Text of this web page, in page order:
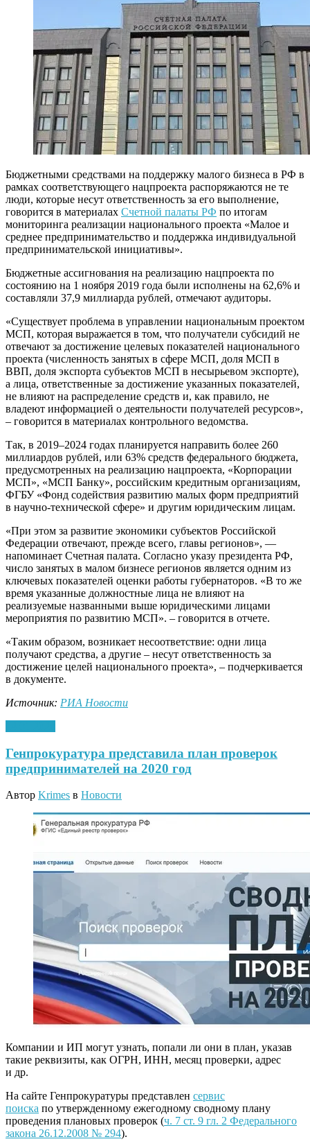
Бюджетными средствами на поддержку малого бизнеса в РФ в
рамках соответствующего нацпроекта распоряжаются не те
люди, которые несут ответственность за его выполнение,
говорится в материалах Счетной палаты РФ по итогам
мониторинга реализации национального проекта «Малое и
среднее предпринимательство и поддержка индивидуальной
предпринимательской инициативы».
Бюджетные ассигнования на реализацию нацпроекта по
состоянию на 1 ноября 2019 года были исполнены на 62,6% и
составляли 37,9 миллиарда рублей, отмечают аудиторы.
«Существует проблема в управлении национальным проектом
МСП, которая выражается в том, что получатели субсидий не
отвечают за достижение целевых показателей национального
проекта (численность занятых в сфере МСП, доля МСП в
ВВП, доля экспорта субъектов МСП в несырьевом экспорте),
а лица, ответственные за достижение указанных показателей,
не влияют на распределение средств и, как правило, не
владеют информацией о деятельности получателей ресурсов»,
– говорится в материалах контрольного ведомства.
Так, в 2019–2024 годах планируется направить более 260
миллиардов рублей, или 63% средств федерального бюджета,
предусмотренных на реализацию нацпроекта, «Корпорации
МСП», «МСП Банку», российским кредитным организациям,
ФГБУ «Фонд содействия развитию малых форм предприятий
в научно-технической сфере» и другим юридическим лицам.
«При этом за развитие экономики субъектов Российской
Федерации отвечают, прежде всего, главы регионов», —
напоминает Счетная палата. Согласно указу президента РФ,
число занятых в малом бизнесе регионов является одним из
ключевых показателей оценки работы губернаторов. «В то же
время указанные должностные лица не влияют на
реализуемые названными выше юридическими лицами
мероприятия по развитию МСП». – говорится в отчете.
«Таким образом, возникает несоответствие: одни лица
получают средства, а другие – несут ответственность за
достижение целей национального проекта», – подчеркивается
в документе.
Источник: РИА Новости
Генпрокуратура представила план проверок
предпринимателей на 2020 год
Автор Krimes в Новости
Компании и ИП могут узнать, попали ли они в план, указав
такие реквизиты, как ОГРН, ИНН, месяц проверки, адрес
и др.
На сайте Генпрокуратуры представлен сервис
поиска по утвержденному ежегодному сводному плану
проведения плановых проверок (ч. 7 ст. 9 гл. 2 Федерального
закона 26.12.2008 № 294).